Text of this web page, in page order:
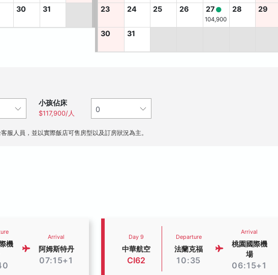
30 31 23 24 25 26 27
104,900
28 29
30 31
小孩佔床
$117,900/人
服人員，並以實際飯店可售房型以及訂房狀況為主。
機
Arrival
阿姆斯特丹
07:15+1
Day 9
中華航空
CI62
Departure
法蘭克福
10:35
Arrival
桃園國際機
場
06:15+1